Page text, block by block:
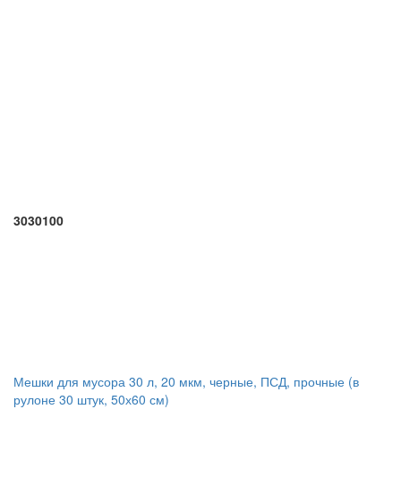
3030100
Мешки для мусора 30 л, 20 мкм, черные, ПСД, прочные (в
рулоне 30 штук, 50х60 см)